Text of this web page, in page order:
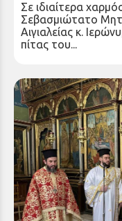
Σε ιδιαίτερα
Σεβασμιώτατο
Αιγιαλείας κ.
πίτας του...